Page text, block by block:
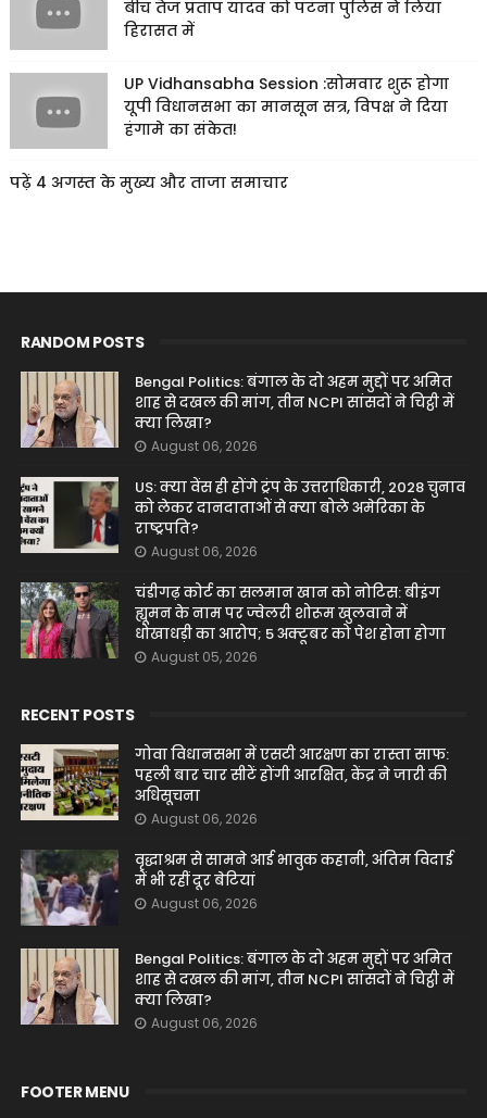
बीच तेज प्रताप यादव को पटना पुलिस ने लिया
हिरासत में
UP Vidhansabha Session :सोमवार शुरू होगा
यूपी विधानसभा का मानसून सत्र, विपक्ष ने दिया
हंगामे का संकेत!
पढ़ें 4 अगस्त के मुख्य और ताजा समाचार
RANDOM POSTS
Bengal Politics: बंगाल के दो अहम मुद्दों पर अमित
शाह से दखल की मांग, तीन NCPI सांसदों ने चिट्ठी में
क्या लिखा?
August 06, 2026
US: क्या वेंस ही होंगे ट्रंप के उत्तराधिकारी, 2028 चुनाव
को लेकर दानदाताओं से क्या बोले अमेरिका के
राष्ट्रपति?
August 06, 2026
चंडीगढ़ कोर्ट का सलमान खान को नोटिस: बीइंग
ह्यूमन के नाम पर ज्वेलरी शोरूम खुलवाने में
धोखाधड़ी का आरोप; 5 अक्टूबर को पेश होना होगा
August 05, 2026
RECENT POSTS
गोवा विधानसभा में एसटी आरक्षण का रास्ता साफ:
पहली बार चार सीटें होंगी आरक्षित, केंद्र ने जारी की
अधिसूचना
August 06, 2026
वृद्धाश्रम से सामने आई भावुक कहानी, अंतिम विदाई
में भी रहीं दूर बेटियां
August 06, 2026
Bengal Politics: बंगाल के दो अहम मुद्दों पर अमित
शाह से दखल की मांग, तीन NCPI सांसदों ने चिट्ठी में
क्या लिखा?
August 06, 2026
FOOTER MENU